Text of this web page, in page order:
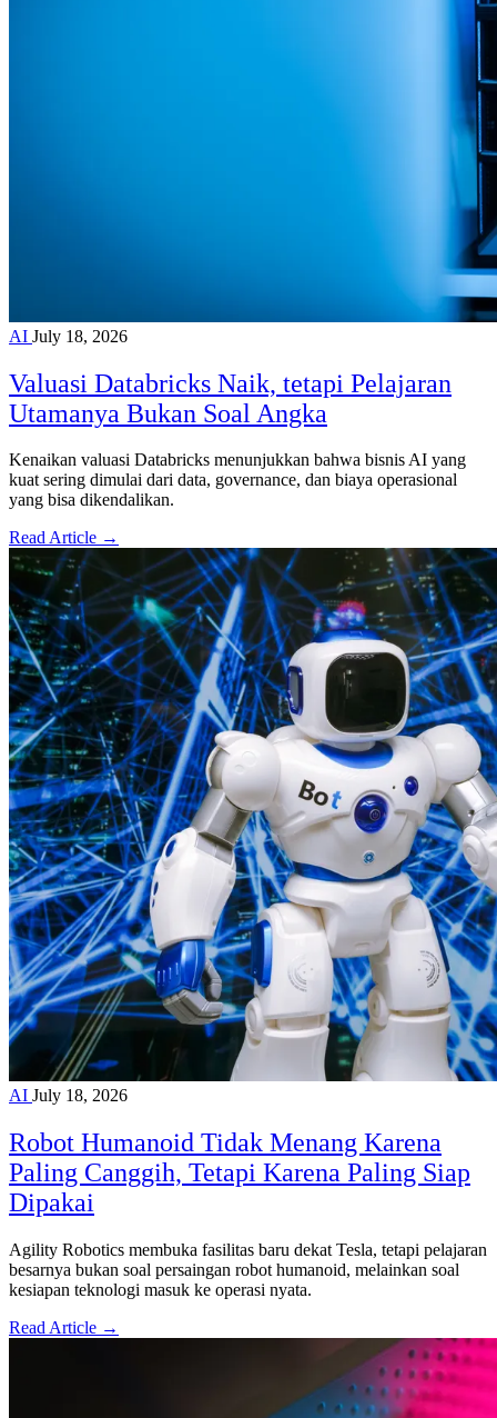
AI July 18, 2026
Valuasi Databricks Naik, tetapi Pelajaran
Utamanya Bukan Soal Angka
Kenaikan valuasi Databricks menunjukkan bahwa bisnis AI yang
kuat sering dimulai dari data, governance, dan biaya operasional
yang bisa dikendalikan.
Read Article →
AI July 18, 2026
Robot Humanoid Tidak Menang Karena
Paling Canggih, Tetapi Karena Paling Siap
Dipakai
Agility Robotics membuka fasilitas baru dekat Tesla, tetapi pelajaran
besarnya bukan soal persaingan robot humanoid, melainkan soal
kesiapan teknologi masuk ke operasi nyata.
Read Article →